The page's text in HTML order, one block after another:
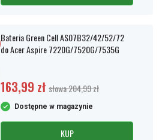
Bateria Green Cell AS07B32/42/52/72
do Acer Aspire 7220G/7520G/7535G
163,99 zł słowa 204,99 zł
Dostępne w magazynie
KUP